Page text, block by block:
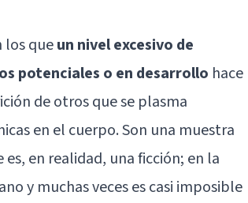
los queun nivel excesivo de
potenciales o en desarrollo hace
de otros que se plasma
en el cuerpo. Son una muestra
en realidad, una ficción; en la
y muchas veces es casi imposible